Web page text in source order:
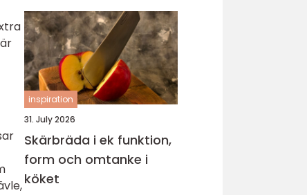
inspiration
31. July 2026
Skärbräda i ek funktion,
form och omtanke i
köket